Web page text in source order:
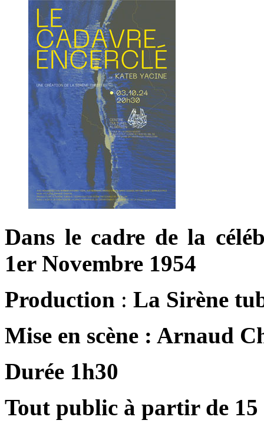
Dans le cadre de la
1er Novembre 1954
Production : La Sirène
Mise en scène : Arnaud
Durée 1h30
Tout public à partir de